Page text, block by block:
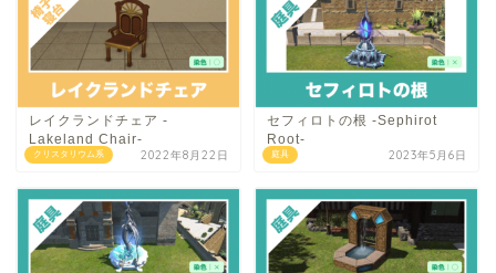
クリスタリウム系
レイクランドチェア -
Lakeland Chair-
2022年8月22日 庭具
セフィロトの根 -Sephirot
Root-
2023年5月6日
「カテゴリー」の一覧 -
Category List-